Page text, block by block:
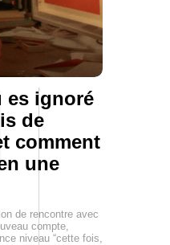
es ignoré
de
comment
une
de rencontre avec
compte,
niveau “cette fois,